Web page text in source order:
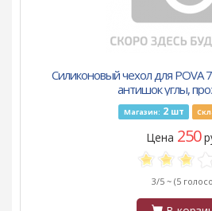
Силиконовый чехол для POVA
антишок углы,
Магазин: 2шт
Цена 250
3/5 ~ (5